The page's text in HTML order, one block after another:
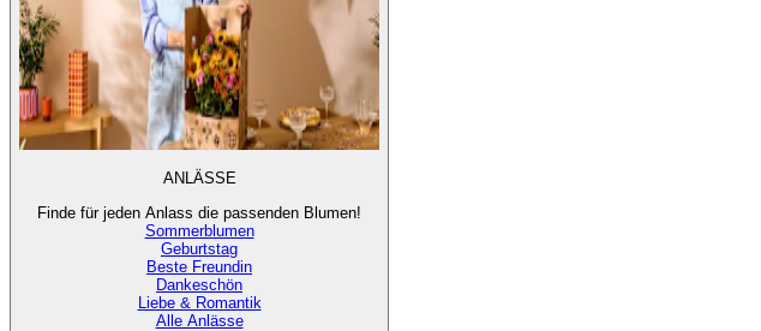
ANLÄSSE
Finde für jeden Anlass die passenden Blumen!
Sommerblumen
Geburtstag
Beste Freundin
Dankeschön
Liebe & Romantik
Alle Anlässe